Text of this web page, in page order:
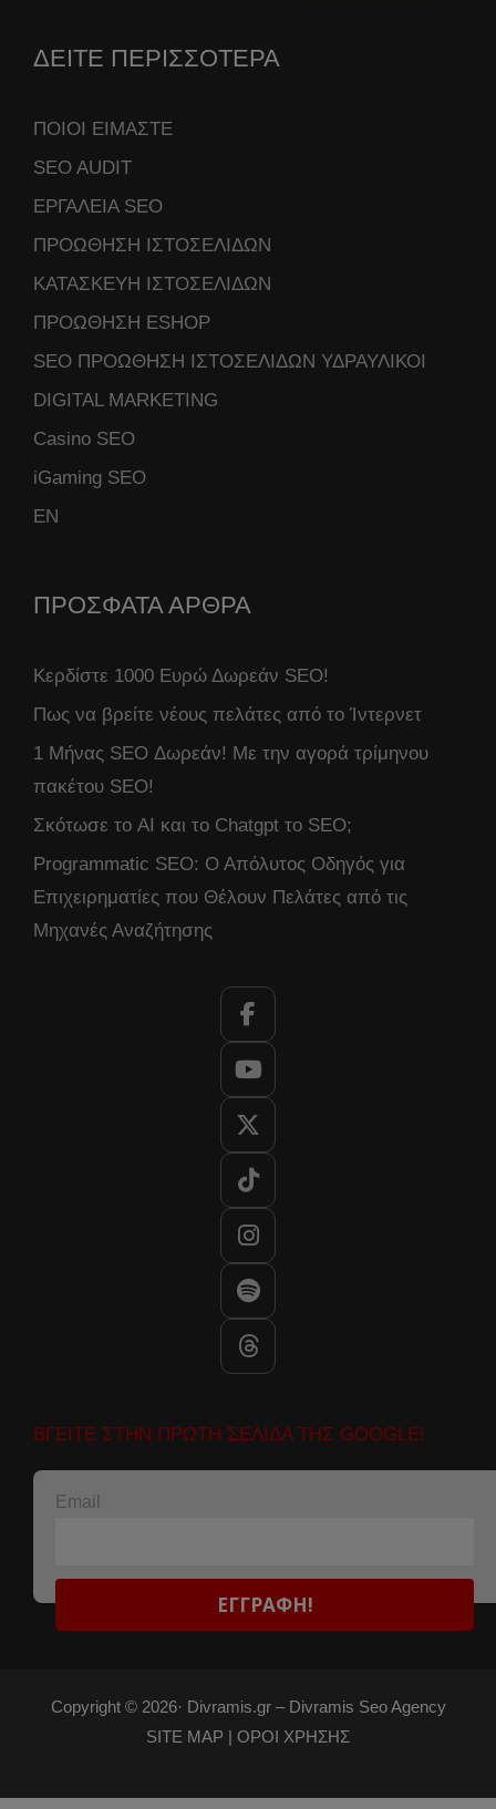
ΔΕΙΤΕ ΠΕΡΙΣΣΟΤΕΡΑ
ΠΟΙΟΙ ΕΙΜΑΣΤΕ
SEO AUDIT
ΕΡΓΑΛΕΙΑ SEO
ΠΡΟΩΘΗΣΗ ΙΣΤΟΣΕΛΙΔΩΝ
ΚΑΤΑΣΚΕΥΗ ΙΣΤΟΣΕΛΙΔΩΝ
ΠΡΟΩΘΗΣΗ ESHOP
SEO ΠΡΟΩΘΗΣΗ ΙΣΤΟΣΕΛΙΔΩΝ ΥΔΡΑΥΛΙΚΟΙ
DIGITAL MARKETING
Casino SEO
iGaming SEO
ΕΝ
ΠΡΟΣΦΑΤΑ ΑΡΘΡΑ
Κερδίστε 1000 Ευρώ Δωρεάν SEO!
Πως να βρείτε νέους πελάτες από το Ίντερνετ
1 Μήνας SEO Δωρεάν! Με την αγορά τρίμηνου
πακέτου SEO!
Σκότωσε το AI και το Chatgpt το SEO;
Programmatic SEO: Ο Απόλυτος Οδηγός για
Επιχειρηματίες που Θέλουν Πελάτες από τις
Μηχανές Αναζήτησης
ΒΓΕΙΤΕ ΣΤΗΝ ΠΡΩΤΗ ΣΕΛΙΔΑ ΤΗΣ GOOGLE!
Email
Copyright © 2026· Divramis.gr –Divramis Seo Agency
SITE MAP | ΟΡΟΙ ΧΡΗΣΗΣ